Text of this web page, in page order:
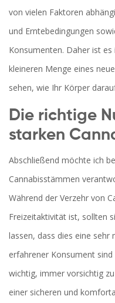
von vielen Faktoren
und Erntebedingungen
Konsumenten. Daher ist
kleineren Menge eines
sehen, wie Ihr Körper
Die richtige
starken
Abschließend möchte ich
Cannabisstämmen
Während der Verzehr von
Freizeitaktivität ist, sollten
lassen, dass dies eine sehr
erfahrener Konsument
wichtig, immer vorsichtig
einer sicheren und